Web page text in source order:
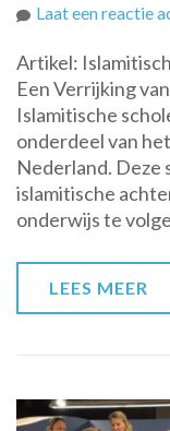
Laat een reactie
Artikel:
Een Verrijking
Islamitische
onderdeel van
Nederland. Deze
islamitische
onderwijs te
LEES MEER